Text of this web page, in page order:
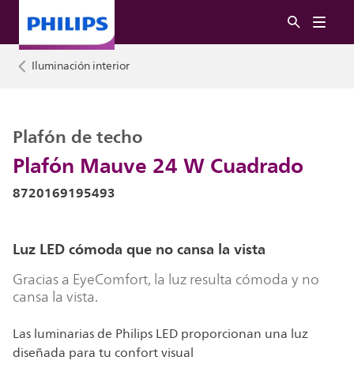
Iluminación interior
Plafón Mauve 24 W Cuadrado
Plafón de techo
8720169195493
Luz LED cómoda que no cansa la vista
Gracias a EyeComfort, la luz resulta cómoda y no
cansa la vista.
Las luminarias de Philips LED proporcionan una luz
diseñada para tu confort visual